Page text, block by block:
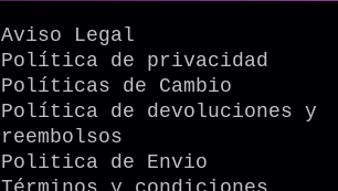
Aviso Legal
Política de privacidad
Políticas de Cambio
Política de devoluciones y
reembolsos
Politica de Envio